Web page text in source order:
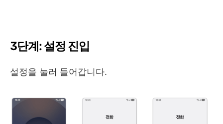
3단계: 설정 진입
설정을 눌러 들어갑니다.